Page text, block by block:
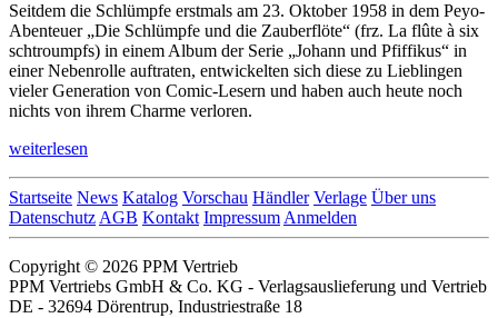
Seitdem die Schlümpfe erstmals am 23. Oktober 1958 in dem Peyo-
Abenteuer „Die Schlümpfe und die Zauberflöte“ (frz. La flûte à six
schtroumpfs) in einem Album der Serie „Johann und Pfiffikus“ in
einer Nebenrolle auftraten, entwickelten sich diese zu Lieblingen
vieler Generation von Comic-Lesern und haben auch heute noch
nichts von ihrem Charme verloren.
weiterlesen
Startseite News Katalog Vorschau Händler Verlage Über uns
Datenschutz AGB Kontakt Impressum Anmelden
Copyright © 2026 PPM Vertrieb
PPM Vertriebs GmbH & Co. KG - Verlagsauslieferung und Vertrieb
DE - 32694 Dörentrup, Industriestraße 18